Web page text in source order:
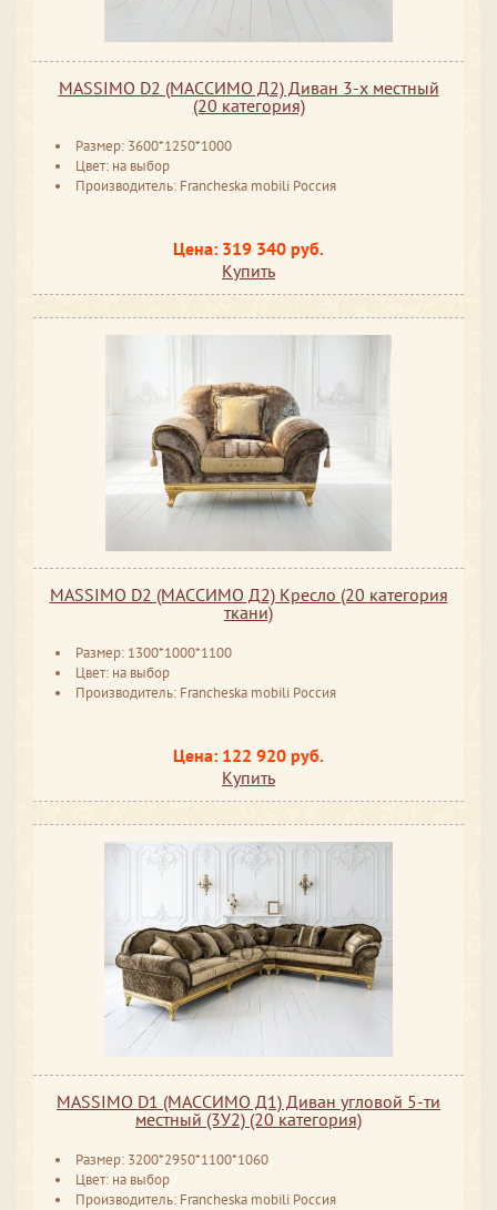
MASSIMO D2 (МАССИМО Д2) Диван 3-х местный
(20 категория)
Размер: 3600*1250*1000
Цвет: на выбор
Производитель: Francheska mobili Россия
Цена: 319 340 руб.
Купить
MASSIMO D2 (МАССИМО Д2) Кресло (20 категория
ткани)
Размер: 1300*1000*1100
Цвет: на выбор
Производитель: Francheska mobili Россия
Цена: 122 920 руб.
Купить
MASSIMO D1 (МАССИМО Д1) Диван угловой 5-ти
местный (3У2) (20 категория)
Размер: 3200*2950*1100*1060
Цвет: на выбор
Производитель: Francheska mobili Россия